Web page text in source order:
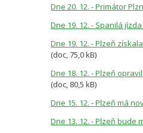
Dne 20. 12. - Primátor
Dne 19. 12. - Spanilá
Dne 19. 12. - Plzeň
(doc, 75,0 kB)
Dne 18. 12. - Plzeň
(doc, 80,5 kB)
Dne 15. 12. - Plzeň má
Dne 13. 12. - Plzeň bude